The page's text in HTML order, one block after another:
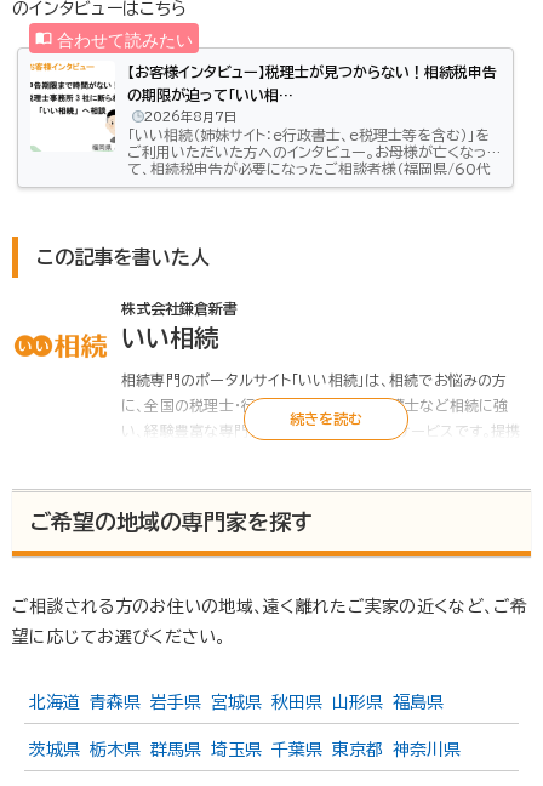
のインタビューはこちら
【お客様インタビュー】税理士が見つからない！相続税申告
の期限が迫って「いい相…
2026年8月7日
「いい相続（姉妹サイト：e行政書士、e税理士等を含む）」を
ご利用いただいた方へのインタビュー。お母様が亡くなっ
て、相続税申告が必要になったご相談者様（福岡県/60代
男性）相続手続きでどのようなお悩みがあって「いい相続」
ていたので、相続するのは兄と私。兄は他県で暮らしてい
たので、手続きは私がすることになりましたが、兄にも自分
この記事を書いた人
株式会社鎌倉新書
いい相続
相続専門のポータルサイト「いい相続」は、相続でお悩みの方
に、全国の税理士・行政書士・司法書士・弁護士など相続に強
い、経験豊富な専門家をお引き合わせするサービスです。提携
また「いい相続」では、相続に関連する有資格者の皆様に、監修
のご協力をいただいています。
▶ 監修者紹介 | いい相続
ご希望の地域の専門家を探す
ご相談される方のお住いの地域、遠く離れたご実家の近くなど、ご希
望に応じてお選びください。
北海道 青森県 岩手県 宮城県 秋田県 山形県 福島県
茨城県 栃木県 群馬県 埼玉県 千葉県 東京都 神奈川県